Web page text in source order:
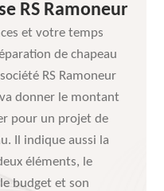
RS Ramoneur
et votre temps
de chapeau
RS Ramoneur
donner le montant
pour un projet de
Il indique aussi la
éléments, le
budget et son